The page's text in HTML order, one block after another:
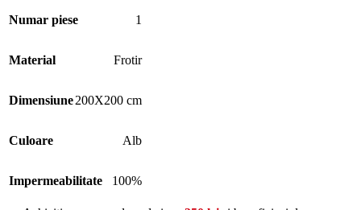
Numar piese 1
Material Frotir
Dimensiune200X200 cm
Culoare Alb
Impermeabilitate 100%